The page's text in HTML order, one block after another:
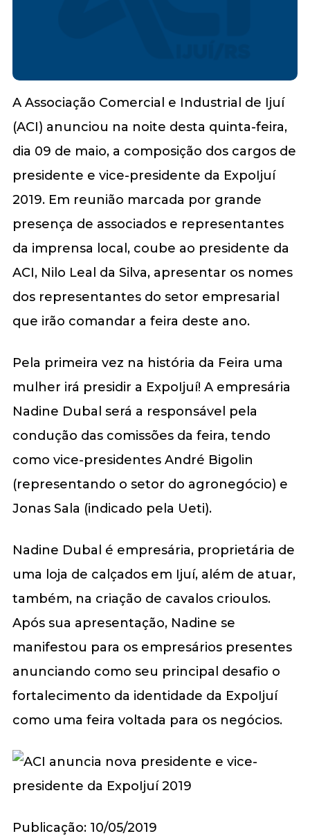
A Associação Comercial e Industrial de Ijuí
(ACI) anunciou na noite desta quinta-feira,
dia 09 de maio, a composição dos cargos de
presidente e vice-presidente da ExpoIjuí
2019. Em reunião marcada por grande
presença de associados e representantes
da imprensa local, coube ao presidente da
ACI, Nilo Leal da Silva, apresentar os nomes
dos representantes do setor empresarial
que irão comandar a feira deste ano.
Pela primeira vez na história da Feira uma
mulher irá presidir a ExpoIjuí! A empresária
Nadine Dubal será a responsável pela
condução das comissões da feira, tendo
como vice-presidentes André Bigolin
(representando o setor do agronegócio) e
Jonas Sala (indicado pela Ueti).
Nadine Dubal é empresária, proprietária de
uma loja de calçados em Ijuí, além de atuar,
também, na criação de cavalos crioulos.
Após sua apresentação, Nadine se
manifestou para os empresários presentes
anunciando como seu principal desafio o
fortalecimento da identidade da ExpoIjuí
como uma feira voltada para os negócios.
Publicação: 10/05/2019